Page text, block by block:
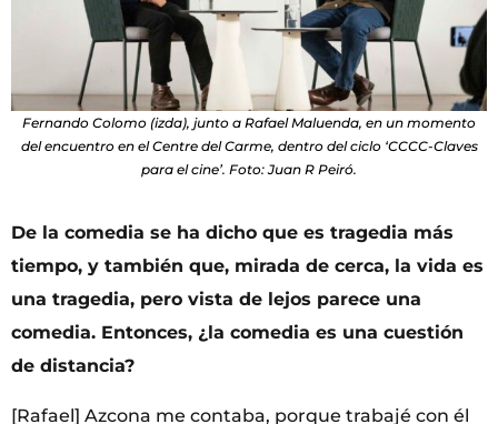
Fernando Colomo (izda), junto a Rafael Maluenda, en un momento
del encuentro en el Centre del Carme, dentro del ciclo ‘CCCC-Claves
para el cine’. Foto: Juan R Peiró.
De la comedia se ha dicho que es tragedia más
tiempo, y también que, mirada de cerca, la vida es
una tragedia, pero vista de lejos parece una
comedia. Entonces, ¿la comedia es una cuestión
de distancia?
[Rafael] Azcona me contaba, porque trabajé con él